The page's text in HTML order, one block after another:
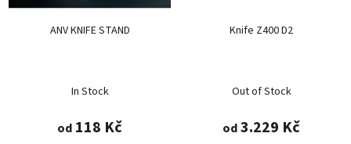
r
ANV KNIFE STAND
In Stock
od 118 Kč
Knife Z400 D2
Out of Stock
od3.229 Kč